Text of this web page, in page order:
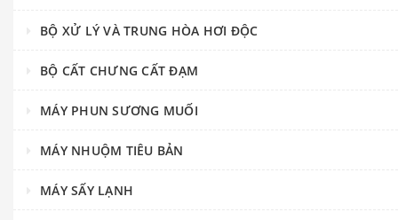
BỘ XỬ LÝ VÀ TRUNG HÒA HƠI ĐỘC
BỘ CẤT CHƯNG CẤT ĐẠM
MÁY PHUN SƯƠNG MUỐI
MÁY NHUỘM TIÊU BẢN
MÁY SẤY LẠNH